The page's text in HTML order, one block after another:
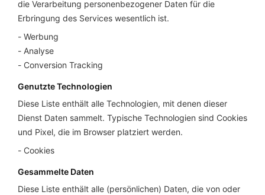
die Verarbeitung personenbezogener Daten für die
Erbringung des Services wesentlich ist.
Werbung
Analyse
Conversion Tracking
Genutzte Technologien
Diese Liste enthält alle Technologien, mit denen dieser
Dienst Daten sammelt. Typische Technologien sind Cookies
und Pixel, die im Browser platziert werden.
Cookies
Gesammelte Daten
Diese Liste enthält alle (persönlichen) Daten, die von oder